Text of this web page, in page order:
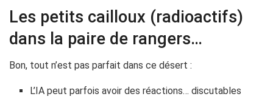
Les petits cailloux (radioactifs)
dans la paire de rangers…
Bon, tout n’est pas parfait dans ce désert :
L’IA peut parfois avoir des réactions… discutables